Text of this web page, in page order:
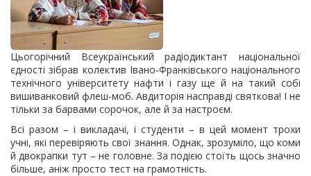
Цьогорічний Всеукраїнський радіодиктант національної
єдності зібрав колектив Івано-Франківського національного
технічного університету нафти і газу ще й на такий собі
вишиванковий флеш-моб. Авдиторія насправді святкова! І не
тільки за барвами сорочок, але й за настроєм.
Всі разом – і викладачі, і студенти – в цей момент трохи
учні, які перевіряють свої знання. Однак, зрозуміло, що коми
й двокрапки тут – не головне. За подією стоїть щось значно
більше, аніж просто тест на грамотність.